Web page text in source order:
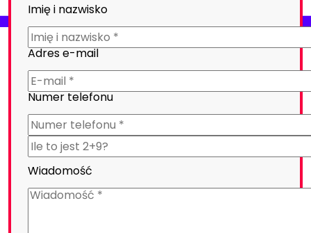
Imię i nazwisko
Adres e-mail
Numer telefonu
Wiadomość